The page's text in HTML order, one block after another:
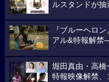
ルスタンドが抽
『ブルーヘロ
アル&特報解禁
堀田真由・高橋
特報映像解禁